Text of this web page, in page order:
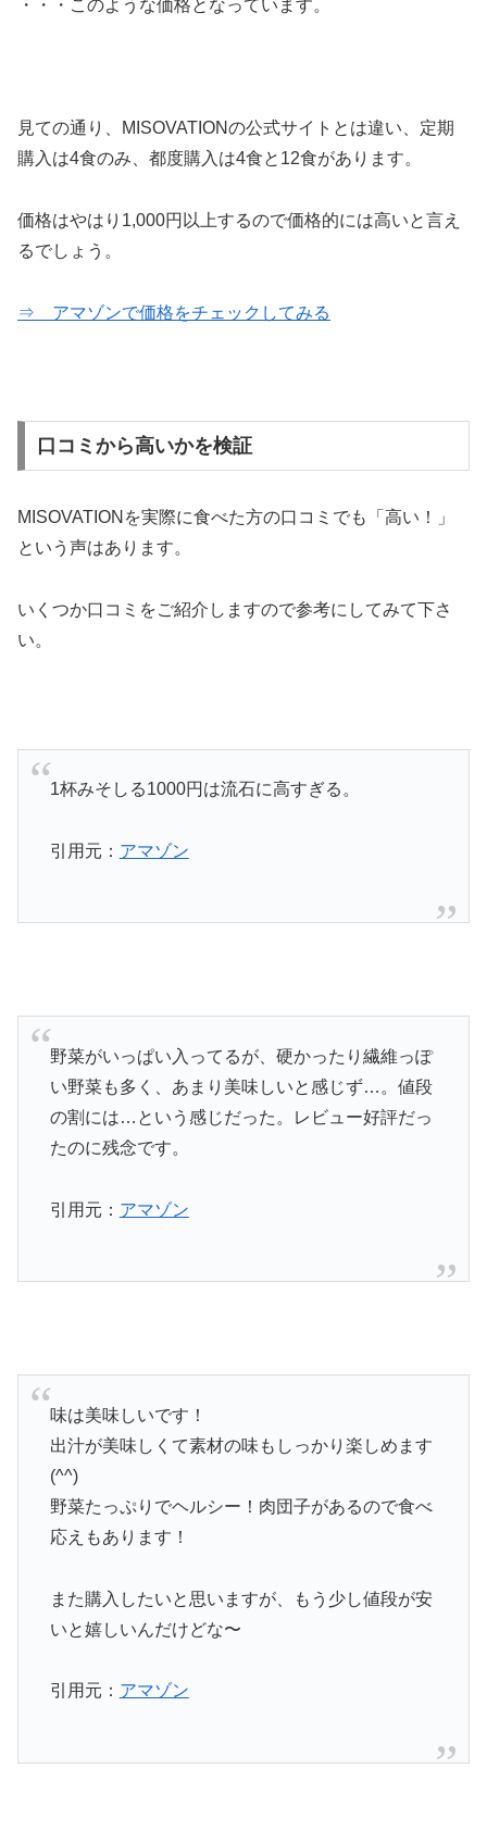
・・・このような価格となっています。
見ての通り、MISOVATIONの公式サイトとは違い、定期
購入は4食のみ、都度購入は4食と12食があります。
価格はやはり1,000円以上するので価格的には高いと言え
るでしょう。
⇒ アマゾンで価格をチェックしてみる
口コミから高いかを検証
MISOVATIONを実際に食べた方の口コミでも「高い！」
という声はあります。
いくつか口コミをご紹介しますので参考にしてみて下さ
い。
1杯みそしる1000円は流石に高すぎる。
引用元： アマゾン
野菜がいっぱい入ってるが、硬かったり繊維っぽ
い野菜も多く、あまり美味しいと感じず…。値段
の割には…という感じだった。レビュー好評だっ
たのに残念です。
引用元： アマゾン
味は美味しいです！
出汁が美味しくて素材の味もしっかり楽しめます
(^^)
野菜たっぷりでヘルシー！肉団子があるので食べ
応えもあります！
また購入したいと思いますが、もう少し値段が安
いと嬉しいんだけどな〜
引用元： アマゾン